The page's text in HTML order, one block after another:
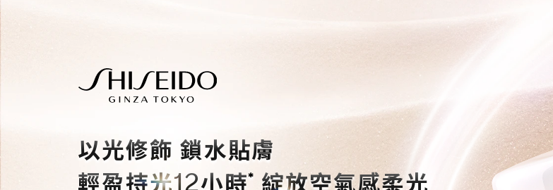
以光修飾 鎖水貼膚
輕盈持光12小時* 綻放空氣感柔光